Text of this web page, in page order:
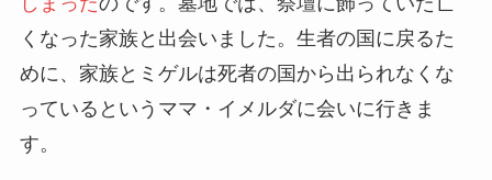
くなった家族と出会いました。生者の国に戻るた
めに、家族とミゲルは死者の国から出られなくな
っているというママ・イメルダに会いに行きま
す。